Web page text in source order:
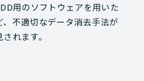
用のソフトウェアを用いた
不適切なデータ消去手法が
れます。